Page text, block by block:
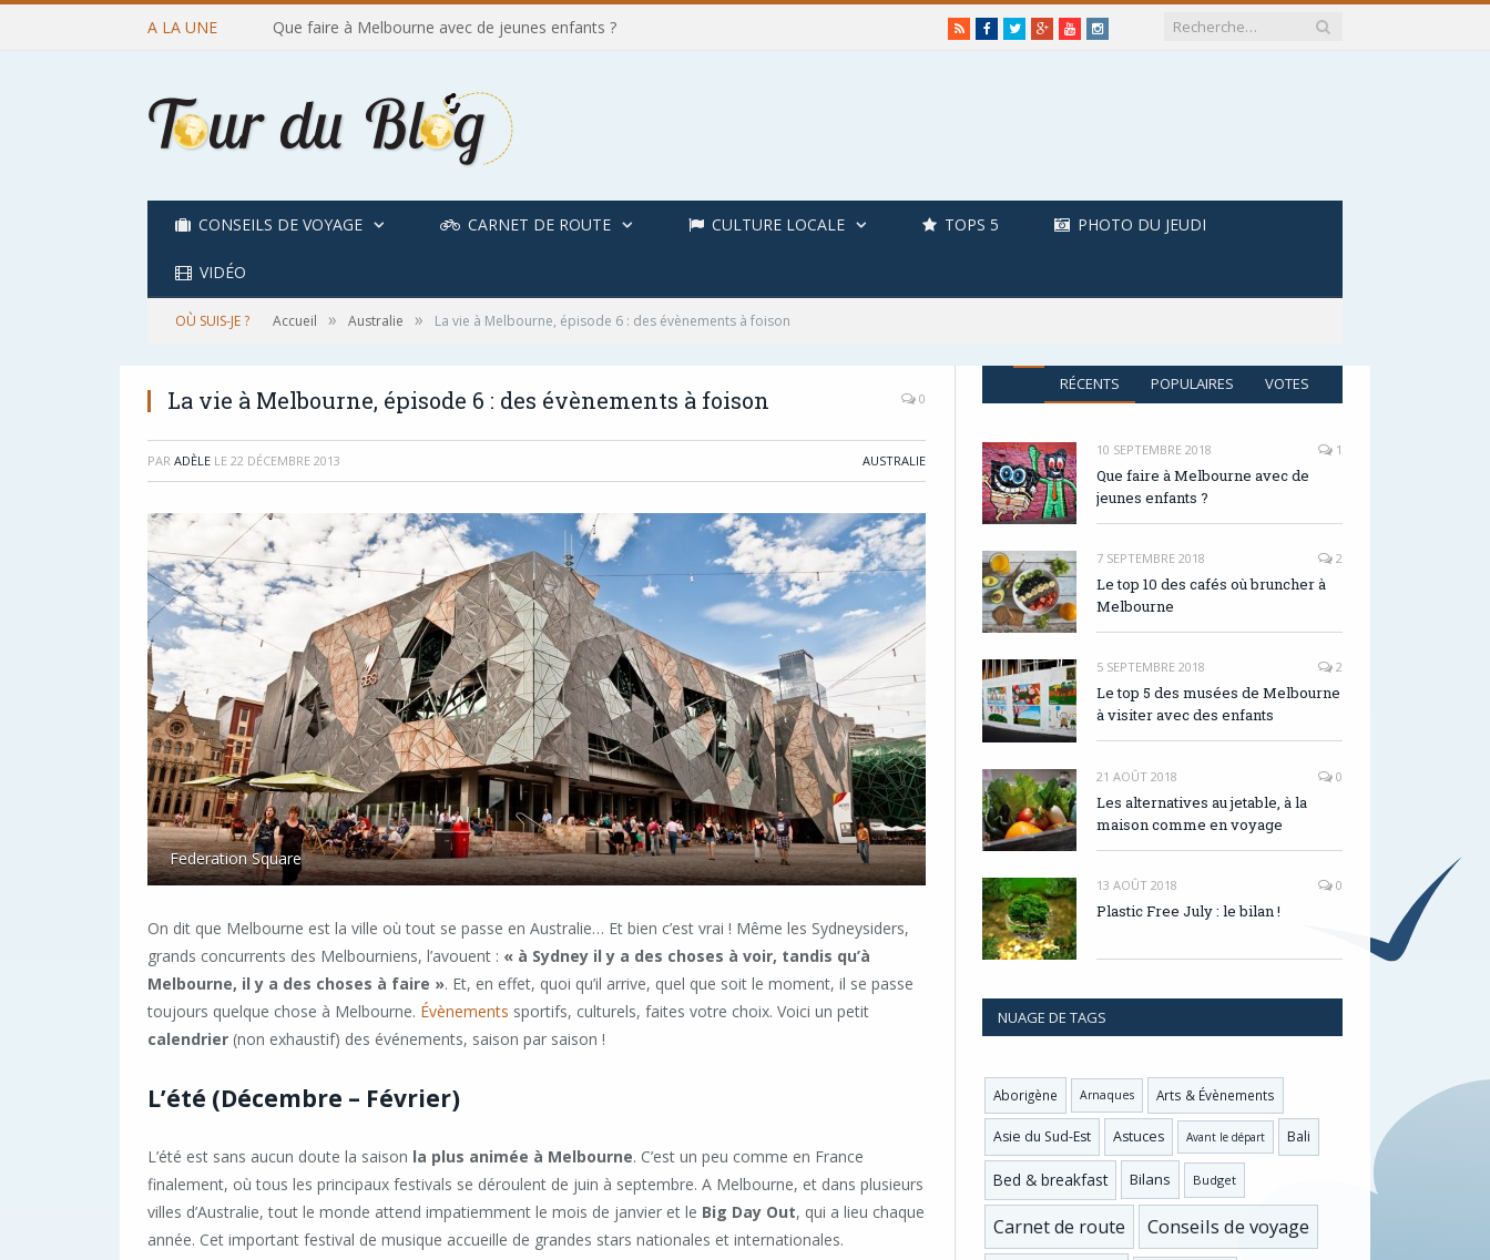
A LA UNE Que faire à Melbourne avec de jeunes enfants ? RSSFacebook
TwitterGoogle+YoutubeInstagram
CONSEILS DE VOYAGE CARNET DE ROUTE CULTURE LOCALE TOPS 5 PHOTO DU JEUDI
VIDÉO
OÙ SUIS-JE ? Accueil » Australie » La vie à Melbourne, épisode 6 : des évènements à foison
La vie à Melbourne, épisode 6 : des évènements à foison 0
PAR ADÈLE LE 22 DÉCEMBRE 2013 AUSTRALIE
Federation Square
On dit que Melbourne est la ville où tout se passe en Australie… Et bien c’est vrai ! Même les Sydneysiders,
grands concurrents des Melbourniens, l’avouent : « à Sydney il y a des choses à voir, tandis qu’à
Melbourne, il y a des choses à faire ». Et, en effet, quoi qu’il arrive, quel que soit le moment, il se passe
toujours quelque chose à Melbourne. Évènements sportifs, culturels, faites votre choix. Voici un petit
calendrier (non exhaustif) des événements, saison par saison !
L’été (Décembre – Février)
L’été est sans aucun doute la saison la plus animée à Melbourne. C’est un peu comme en France
finalement, où tous les principaux festivals se déroulent de juin à septembre. A Melbourne, et dans plusieurs
villes d’Australie, tout le monde attend impatiemment le mois de janvier et le Big Day Out, qui a lieu chaque
année. Cet important festival de musique accueille de grandes stars nationales et internationales.
RÉCENTS POPULAIRES VOTES
10 SEPTEMBRE 2018 1
Que faire à Melbourne avec de
jeunes enfants ?
7 SEPTEMBRE 2018 2
Le top 10 des cafés où bruncher à
Melbourne
5 SEPTEMBRE 2018 2
Le top 5 des musées de Melbourne
à visiter avec des enfants
21 AOÛT 2018 0
Les alternatives au jetable, à la
maison comme en voyage
13 AOÛT 2018 0
Plastic Free July : le bilan !
NUAGE DE TAGS
Aborigène Arnaques Arts & Évènements
Asie du Sud-Est Astuces Avant le départ Bali
Bed & breakfast Bilans Budget
Carnet de route Conseils de voyage